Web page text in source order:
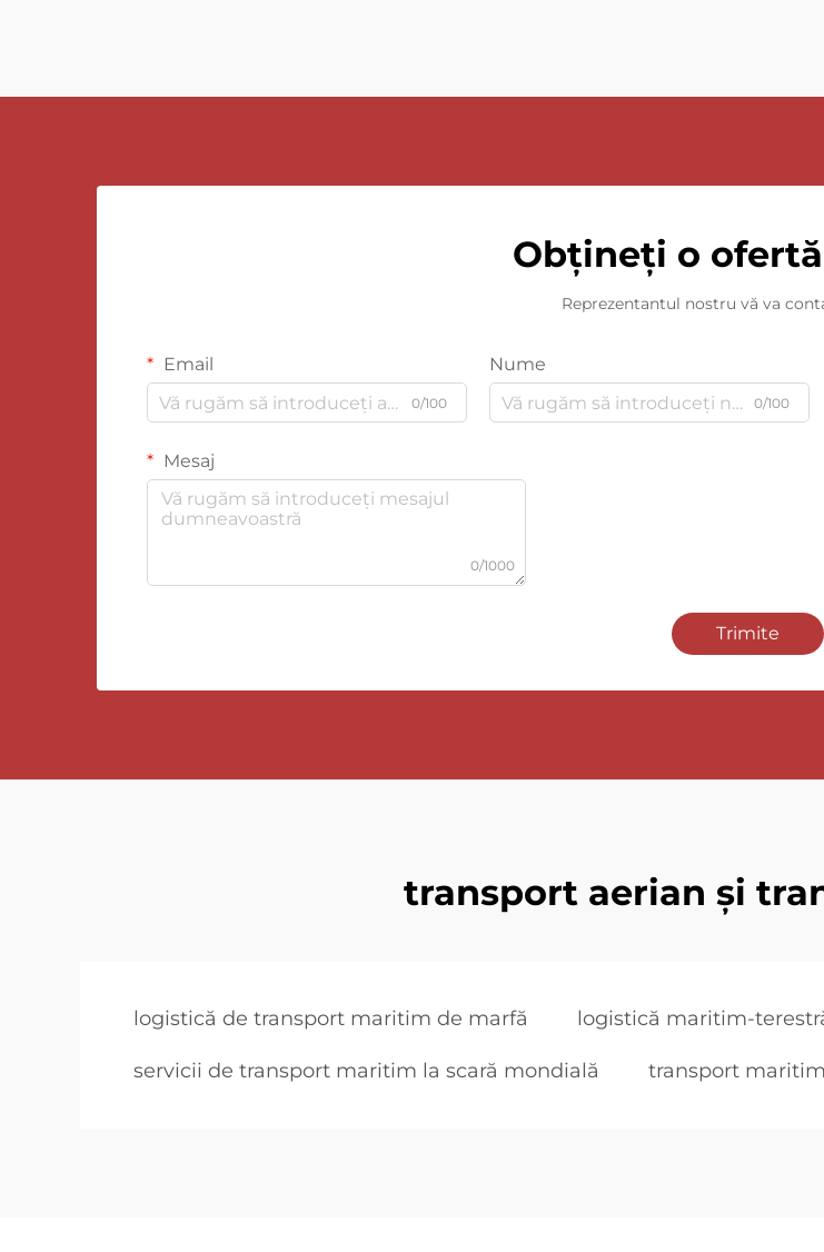
Obțineți o
Reprezentantul nostru vă va
Email
0/100
Nume
0/100
Mesaj
0/1000
Trimite
transport aerian și
logistică de transport maritim de marfă logistică maritim-
servicii de transport maritim la scară mondială transport